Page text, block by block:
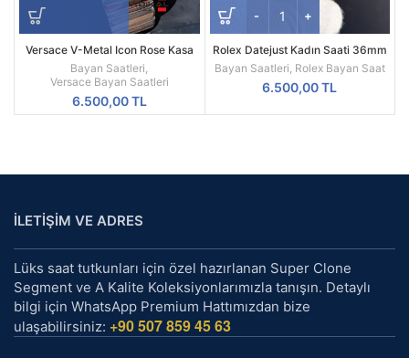
Versace V-Metal Icon Rose Kasa
Replika Bayan Kol Saati
Bayan Saatleri,
Versace Bayan Saatleri
6.500,00TL
Rolex Datejust Kadın Saati 36mm
Sedef Kadran | Two Tone
Otomatik Saat
Bayan Saatleri, Rolex Bayan Saat
6.500,00TL
İLETİŞİM VE ADRES
Lüks saat tutkunları için özel hazırlanan Super Clone
Segment ve A Kalite Koleksiyonlarımızla tanışın. Detaylı
bilgi için WhatsApp Premium Hattımızdan bize
ulaşabilirsiniz: +90 507 859 45 63